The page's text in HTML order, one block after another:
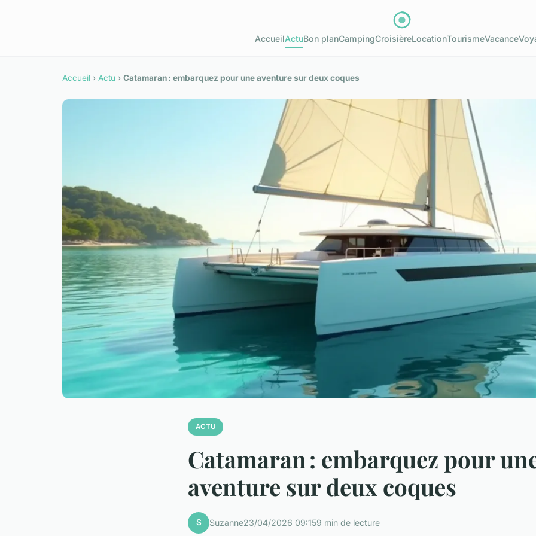
AccueilActuBon planCampingCroisièreLocationTourismeVacance
Accueil › Actu › Catamaran : embarquez pour une aventure sur deux coques
ACTU
Catamaran : embarquez pour
aventure sur deux coques
S Suzanne23/04/2026 09:159 min de lecture